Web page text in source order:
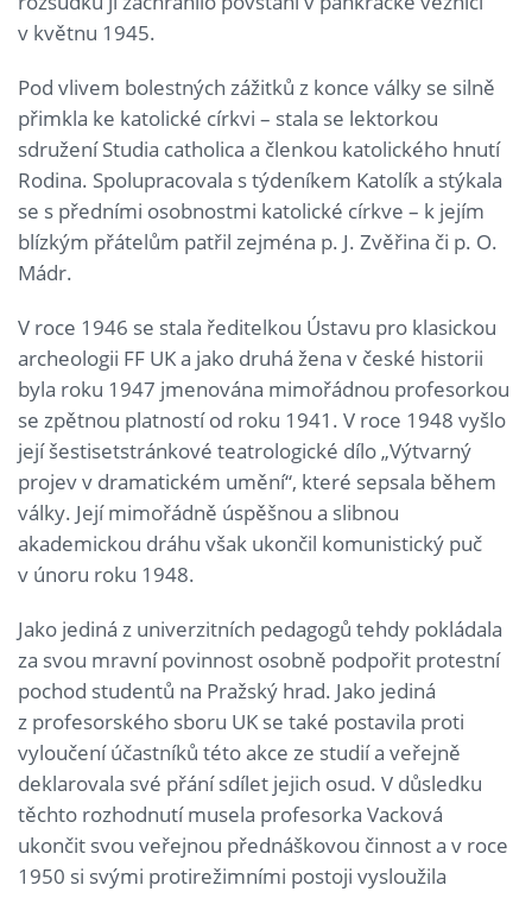
v květnu 1945.
Pod vlivem bolestných zážitků z konce války se silně
přimkla ke katolické církvi – stala se lektorkou
sdružení Studia catholica a členkou katolického hnutí
Rodina. Spolupracovala s týdeníkem Katolík a stýkala
se s předními osobnostmi katolické církve – k jejím
blízkým přátelům patřil zejména p. J. Zvěřina či p. O.
Mádr.
V roce 1946 se stala ředitelkou Ústavu pro klasickou
archeologii FF UK a jako druhá žena v české historii
byla roku 1947 jmenována mimořádnou profesorkou
se zpětnou platností od roku 1941. V roce 1948 vyšlo
její šestisetstránkové teatrologické dílo „Výtvarný
projev v dramatickém umění“, které sepsala během
války. Její mimořádně úspěšnou a slibnou
akademickou dráhu však ukončil komunistický puč
v únoru roku 1948.
Jako jediná z univerzitních pedagogů tehdy pokládala
za svou mravní povinnost osobně podpořit protestní
pochod studentů na Pražský hrad. Jako jediná
z profesorského sboru UK se také postavila proti
vyloučení účastníků této akce ze studií a veřejně
deklarovala své přání sdílet jejich osud. V důsledku
těchto rozhodnutí musela profesorka Vacková
ukončit svou veřejnou přednáškovou činnost a v roce
1950 si svými protirežimními postoji vysloužila